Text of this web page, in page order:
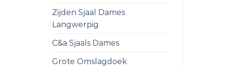
Zijden Sjaal Dames
Langwerpig
C&a Sjaals Dames
Grote Omslagdoek